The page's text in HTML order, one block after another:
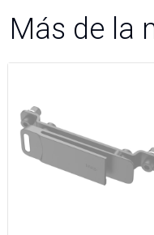
Más de la